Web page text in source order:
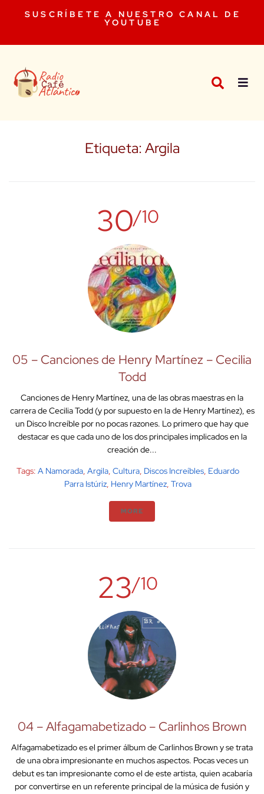
SUSCRÍBETE A NUESTRO CANAL DE
YOUTUBE
Etiqueta:Argila
30/10
05 – Canciones de Henry Martínez – Cecilia
Todd
Canciones de Henry Martínez, una de las obras maestras en la
carrera de Cecilia Todd (y por supuesto en la de Henry Martínez), es
un Disco Increíble por no pocas razones. Lo primero que hay que
destacar es que cada uno de los dos principales implicados en la
creación de...
Tags: A Namorada, Argila, Cultura, Discos Increíbles, Eduardo
Parra Istúriz, Henry Martínez, Trova
MORE
23/10
04 – Alfagamabetizado – Carlinhos Brown
Alfagamabetizado es el primer álbum de Carlinhos Brown y se trata
de una obra impresionante en muchos aspectos. Pocas veces un
debut es tan impresionante como el de este artista, quien acabaría
por convertirse en un referente principal de la música de fusión y